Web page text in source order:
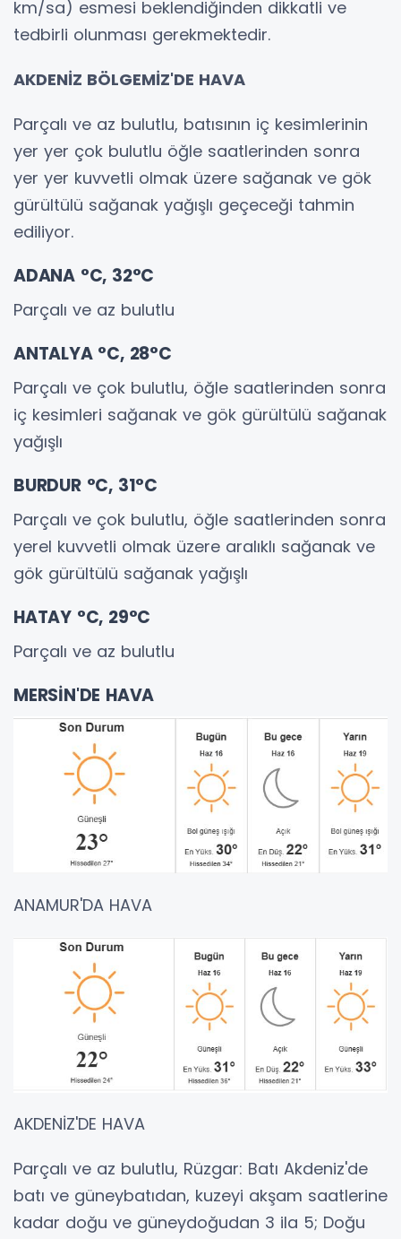
km/sa) esmesi beklendiğinden dikkatli ve
tedbirli olunması gerekmektedir.
AKDENİZ BÖLGEMİZ'DE HAVA
Parçalı ve az bulutlu, batısının iç kesimlerinin
yer yer çok bulutlu öğle saatlerinden sonra
yer yer kuvvetli olmak üzere sağanak ve gök
gürültülü sağanak yağışlı geçeceği tahmin
ediliyor.
ADANA °C, 32°C
Parçalı ve az bulutlu
ANTALYA °C, 28°C
Parçalı ve çok bulutlu, öğle saatlerinden sonra
iç kesimleri sağanak ve gök gürültülü sağanak
yağışlı
BURDUR °C, 31°C
Parçalı ve çok bulutlu, öğle saatlerinden sonra
yerel kuvvetli olmak üzere aralıklı sağanak ve
gök gürültülü sağanak yağışlı
HATAY °C, 29°C
Parçalı ve az bulutlu
MERSİN'DE HAVA
ANAMUR'DA HAVA
AKDENİZ'DE HAVA
Parçalı ve az bulutlu, Rüzgar: Batı Akdeniz'de
batı ve güneybatıdan, kuzeyi akşam saatlerine
kadar doğu ve güneydoğudan 3 ila 5; Doğu